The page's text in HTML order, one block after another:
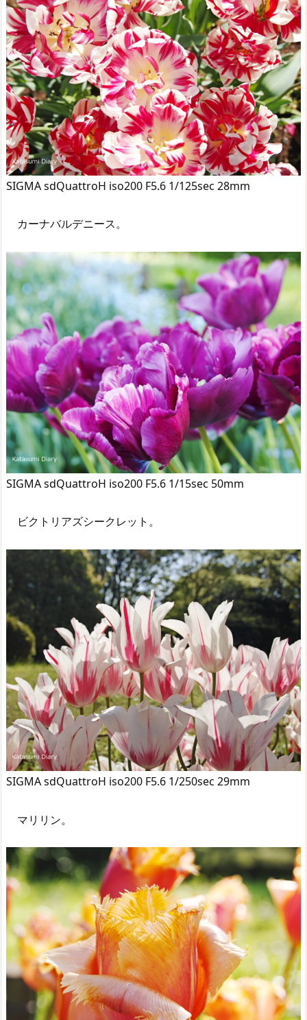
SIGMA sdQuattroH iso200 F5.6 1/125sec 28mm
カーナバルデニース。
SIGMA sdQuattroH iso200 F5.6 1/15sec 50mm
ビクトリアズシークレット。
SIGMA sdQuattroH iso200 F5.6 1/250sec 29mm
マリリン。